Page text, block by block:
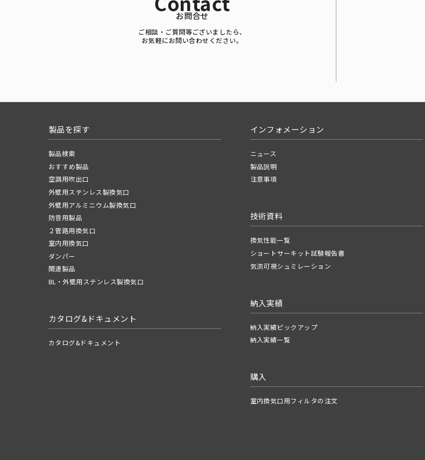
お問合せ
ご相談・ご質問等ございましたら、
お気軽にお問い合わせください。
製品を探す
製品検索
おすすめ製品
空調用吹出口
外壁用ステンレス製換気口
外壁用アルミニウム製換気口
防音用製品
２管路用換気口
室内用換気口
ダンパー
関連製品
BL・外壁用ステンレス製換気口
カタログ&ドキュメント
カタログ&ドキュメント
インフォメーション
ニュース
製品説明
注意事項
技術資料
換気性能一覧
ショートサーキット試験報告書
気流可視シュミレーション
納入実績
納入実績ピックアップ
納入実績一覧
購入
室内換気口用フィルタの注文